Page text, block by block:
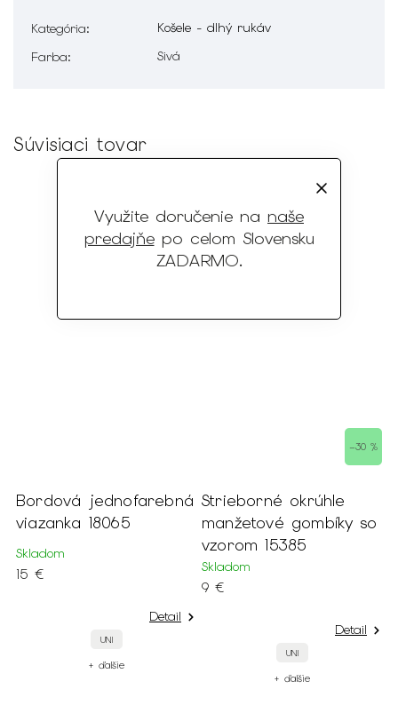
Využite doručenie na naše
predajňepo celom Slovensku
ZADARMO.
Kategória:
Košele - dlhý rukáv
Farba: Sivá
Súvisiaci tovar
Bordová jednofarebná
viazanka 18065
Skladom
15 €
Detail
UNI
+ ďalšie
–30 %
Strieborné okrúhle
manžetové gombíky so
vzorom 15385
Skladom
9 €
Detail
UNI
+ ďalšie